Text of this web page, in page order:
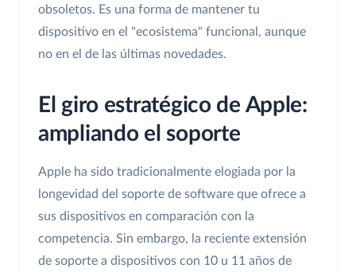
obsoletos. Es una forma de mantener tu
dispositivo en el "ecosistema" funcional, aunque
no en el de las últimas novedades.
El giro estratégico de Apple:
ampliando el soporte
Apple ha sido tradicionalmente elogiada por la
longevidad del soporte de software que ofrece a
sus dispositivos en comparación con la
competencia. Sin embargo, la reciente extensión
de soporte a dispositivos con 10 u 11 años de